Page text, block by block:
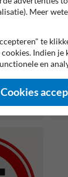
Meer
te
Indien je
en
Cookies